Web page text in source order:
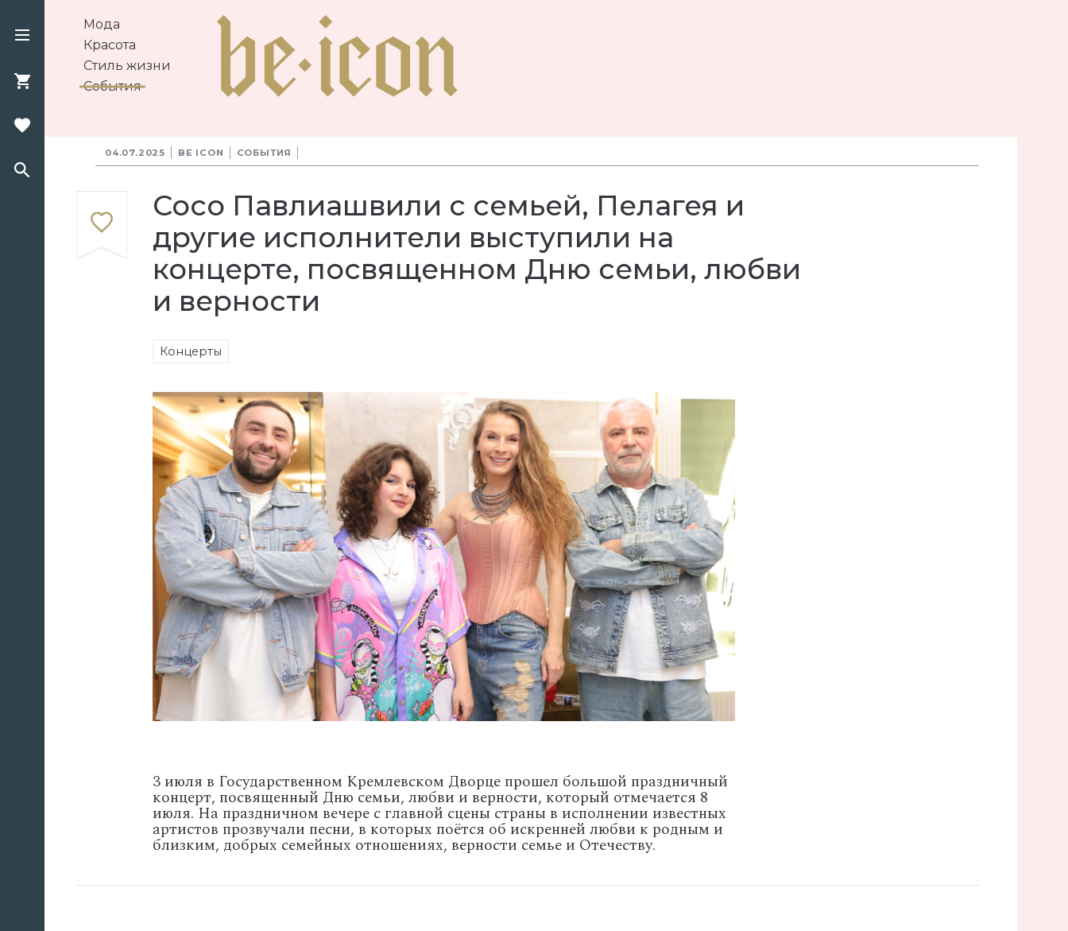
Мода
Красота
Стиль жизни
События
04.07.2025 BE ICON СОБЫТИЯ
Сосо Павлиашвили с семьей, Пелагея и
другие исполнители выступили на
концерте, посвященном Дню семьи, любви
и верности
Концерты
3 июля в Государственном Кремлевском Дворце прошел большой праздничный
концерт, посвященный Дню семьи, любви и верности, который отмечается 8
июля. На праздничном вечере с главной сцены страны в исполнении известных
артистов прозвучали песни, в которых поётся об искренней любви к родным и
близким, добрых семейных отношениях, верности семье и Отечеству.